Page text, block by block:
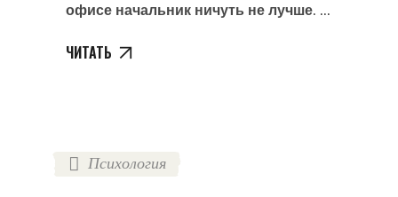
офисе начальник ничуть не лучше.
ЧИТАТЬ
Психология